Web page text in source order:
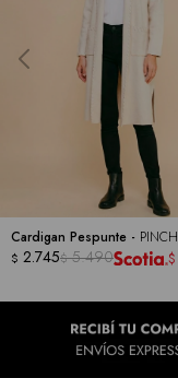
Cardigan Pespunte - PINCH
$ 2.745$ 5.490 $